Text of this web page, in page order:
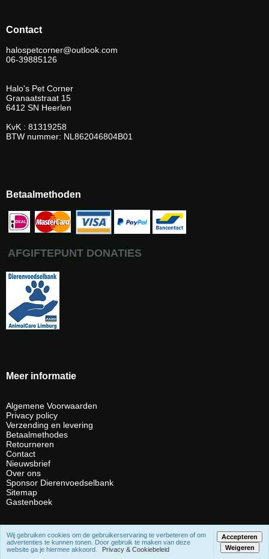
Contact
halospetcorner@outlook.com
06-39885126
Halo's Pet Corner
Granaatstraat 15
6412 SN Heerlen
KvK : 81319258
BTW nummer: NL862046804B01
Betaalmethoden
AFGIFTEPUNT DONATIES
Meer informatie
Algemene Voorwaarden
Privacy policy
Verzending en levering
Betaalmethodes
Retourneren
Contact
Nieuwsbrief
Over ons
Sponsor Dierenvoedselbank
Sitemap
Gastenboek
Powered byJeeigenweb
Wij gebruiken cookies om de gebruikerservaring te verbeteren of om
advertenties te kunnen tonen. Door gebruik te maken van deze
website ga je hiermee akkoord.
Privacy & Cookiebeleid
Accepteren
Weigeren